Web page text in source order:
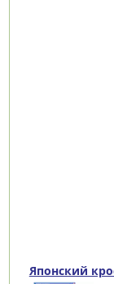
Японский